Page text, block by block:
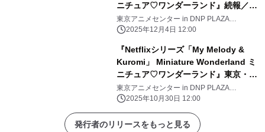
ニチュア♡ワンダーランド』続報／前
売券発売中！
東京アニメセンター in DNP PLAZA
SHIBUYA
2025年12月4日 12:00
『Netflixシリーズ「My Melody &
Kuromi」 Miniature Wonderland ミ
ニチュア♡ワンダーランド』東京・渋
谷にて12月19日(金)より開催！
東京アニメセンター in DNP PLAZA
SHIBUYA
2025年10月30日 12:00
発行者のリリースをもっと見る